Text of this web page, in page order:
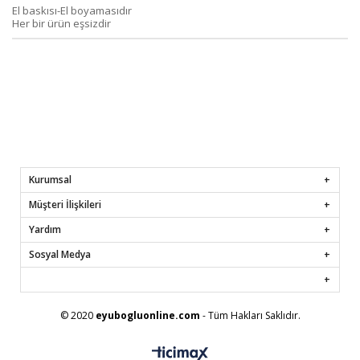
El baskısı-El boyamasıdır
Her bir ürün eşsizdir
Kurumsal
Müşteri İlişkileri
Yardım
Sosyal Medya
© 2020 eyubogluonline.com - Tüm Hakları Saklıdır.